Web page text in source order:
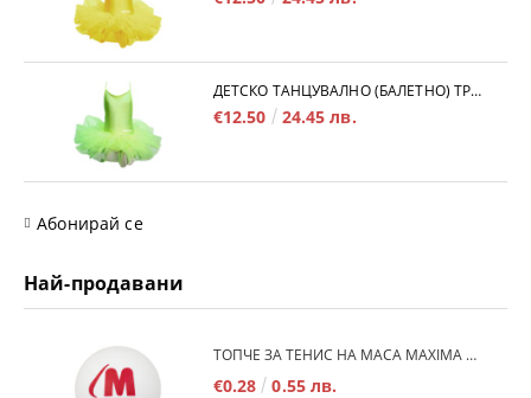
ДЕТСКО ТАНЦУВАЛНО (БАЛЕТНО) ТРИКО MAXIMA, С ВРЪЗКИ И ТУТУ ПОЛИЧКА, ЕЛЕКТРИКОВО ЗЕЛЕНО, РАЗМЕР 3XL /40043513/
€12.50 24.45 лв.
Абонирай се
Най-продавани
TОПЧЕ ЗА ТЕНИС НА МАСА MAXIMA 40+, БЯЛО /20030101/
€0.28 0.55 лв.